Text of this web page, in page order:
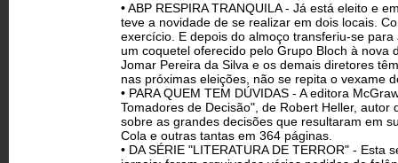
• ABP RESPIRA TRANQUILA - Já está eleito e
teve a novidade de se realizar em dois locais.
exercício. E depois do almoço transferiu-se
um coquetel oferecido pelo Grupo Bloch à nova
Jomar Pereira da Silva e os demais diretores
nas próximas eleições, não se repita o vexame
• PARA QUEM TEM DÚVIDAS - A editora
Tomadores de Decisão", de Robert Heller,
sobre as grandes decisões que resultaram em
Cola e outras tantas em 364 páginas.
• DA SÉRIE "LITERATURA DE TERROR" -